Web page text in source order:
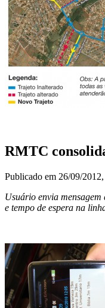
RMTC
Publicado em 26/09/2012
Usuário envia
e tempo de espera na